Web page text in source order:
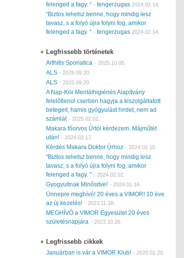
felenged a fagy. “ - tengerzugas 2024.02.14.
“Biztos lehetsz benne, hogy mindig lesz
tavasz, s a folyó újra folyni fog, amikor
felenged a fagy. “ - tengerzugas 2024.02.14.
Legfrissebb történetek
Arthitis Sporiatica - 2025.10.05.
ALS - 2025.09.20.
ALS - 2025.09.20.
A Nap-Kör Mentálhigiénés Alapítvány
felelőtlenül cserben hagyja a kiszolgáltatott
betegeit, hamis gyógyulást hirdet, nem ad
számlát - 2025.02.02.
Makara főorvos Úrtól kérdezem. Májműtét
után! - 2024.02.17.
Kérdés Makara Doktor Úrhoz - 2024.02.10.
"Biztos lehetsz benne, hogy mindig lesz
tavasz, s a folyó újra folyni fog, amikor
felenged a fagy. " - 2024.02.02.
Gyogyultnak Minősitve! - 2024.01.16.
Ünnepre meghívó! 20 éves a VIMOR! 10 éve
az új kezelés! - 2023.11.18.
MEGHÍVÓ a VIMOR Egyesület 20 éves
születésnapjára - 2023.10.26.
Legfrissebb cikkek
Januárban is vár a VIMOR Klub! - 2020.01.20.